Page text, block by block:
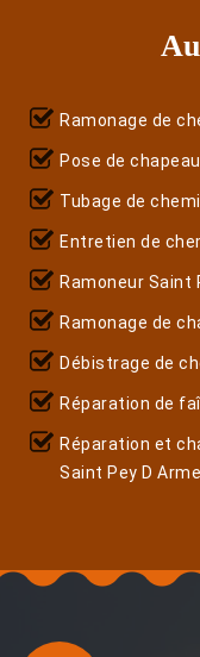
Ramonage de
Pose de
Tubage de
Entretien de
Ramoneur Saint
Ramonage de
Débistrage de
Réparation de
Réparation et
Saint Pey D